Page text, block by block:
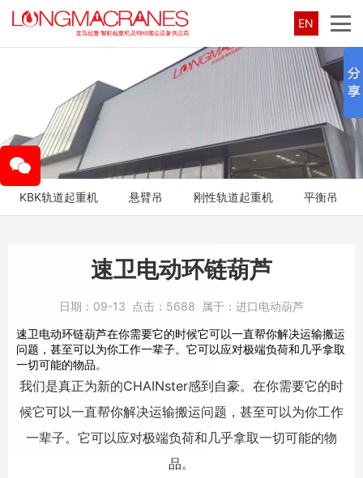
EN
KBK轨道起重机 悬臂吊 刚性轨道起重机 平衡吊
速卫电动环链葫芦
日期： 09-13 点击： 5688 属于： 进口电动葫芦
速卫电动环链葫芦在你需要它的时候它可以一直帮你解决运输搬运
问题，甚至可以为你工作一辈子。它可以应对极端负荷和几乎拿取
一切可能的物品。
我们是真正为新的CHAINster感到自豪。在你需要它的时
候它可以一直帮你解决运输搬运问题，甚至可以为你工作
一辈子。它可以应对极端负荷和几乎拿取一切可能的物
品。